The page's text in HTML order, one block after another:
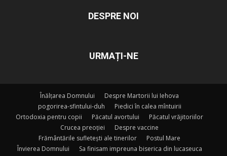
DESPRE NOI
URMAȚI-NE
Înălțarea Domnului
Despre Martorii lui Iehova
pogorirea-sfintului-duh
Piedici în calea mîntuirii
Ortodoxia pentru copii
Păcatul avortului
Păcatul vrăjitoriilor
Crucea preoției
Despre vaccine
Frământările sufletești ale tinerilor
Postul Mare
Învierea Domnului
Sa finisam impreuna biserica din lucaseuca